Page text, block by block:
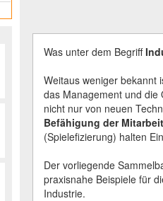
Was unter dem Begriff
Weitaus weniger bekannt
das Management und die
nicht nur von neuen
Befähigung der
(Spielefizierung) halten
Der vorliegende
praxisnahe Beispiele für
Industrie.